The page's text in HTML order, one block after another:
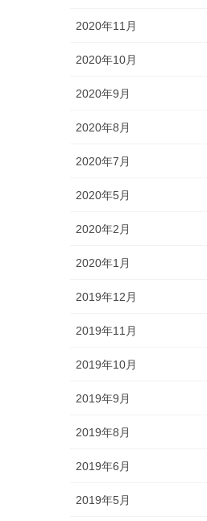
2020年11月
2020年10月
2020年9月
2020年8月
2020年7月
2020年5月
2020年2月
2020年1月
2019年12月
2019年11月
2019年10月
2019年9月
2019年8月
2019年6月
2019年5月